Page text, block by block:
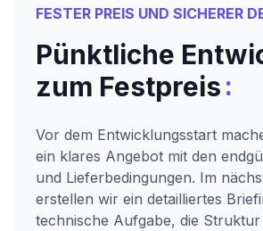
FESTER PREIS UND SICHERER
Pünktliche
zum Festpreis:
Vor dem Entwicklungsstart
ein klares Angebot mit den
und Lieferbedingungen. Im
erstellen wir ein detailliertes
technische Aufgabe, die